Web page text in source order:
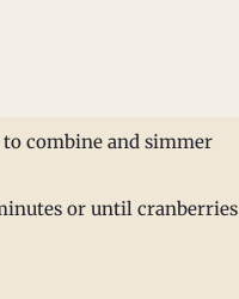
to combine and simmer
or until cranberries